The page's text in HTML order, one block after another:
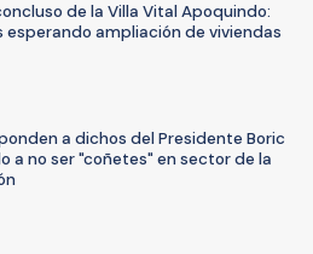
de la Villa Vital Apoquindo:
esperando ampliación de viviendas
a dichos del Presidente Boric
a no ser "coñetes" en sector de la